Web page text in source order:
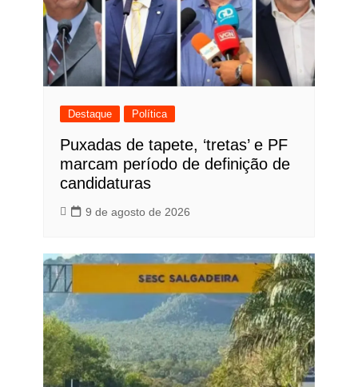
Destaque Política
Puxadas de tapete, ‘tretas’ e PF
marcam período de definição de
candidaturas
9 de agosto de 2026